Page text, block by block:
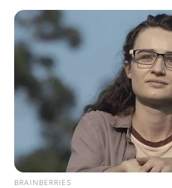
Veranstaltungstipps für
Hagen:
Feste und
unseren Seiten selber
inklusive
Silvesterund
Eingetragene Events
BRAINBERRIES